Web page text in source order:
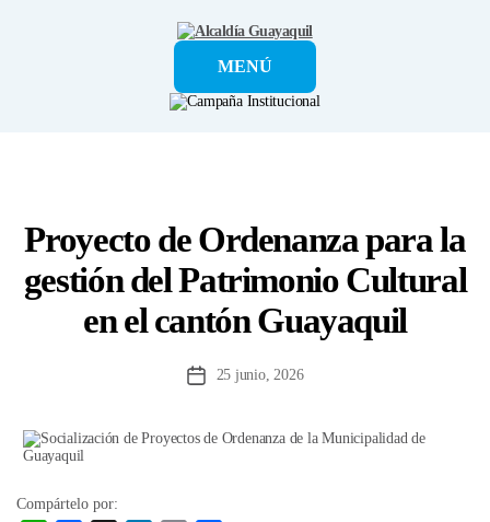
Alcaldía
GuayaquilMENÚ
Proyecto de Ordenanza para la
gestión del Patrimonio Cultural
en el cantón Guayaquil
Fecha
entrada
25 junio, 2026
Compártelo por: